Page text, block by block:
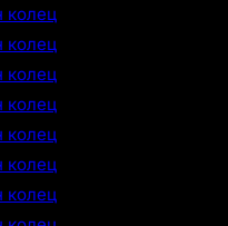
колец
колец
колец
колец
колец
колец
колец